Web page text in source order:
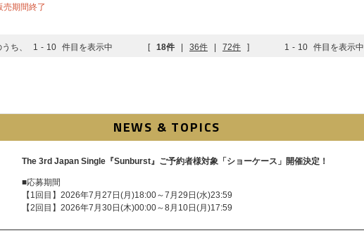
売期間終了
ち、 1 - 10 件目を表示中 [ 18件 | 36件 | 72件 ] 1 - 10 件目を表示中
NEWS & TOPICS
The 3rd Japan Single『Sunburst』ご予約者様対象「ショーケース」開催決定！
■応募期間
【1回目】2026年7月27日(月)18:00～7月29日(水)23:59
【2回目】2026年7月30日(木)00:00～8月10日(月)17:59